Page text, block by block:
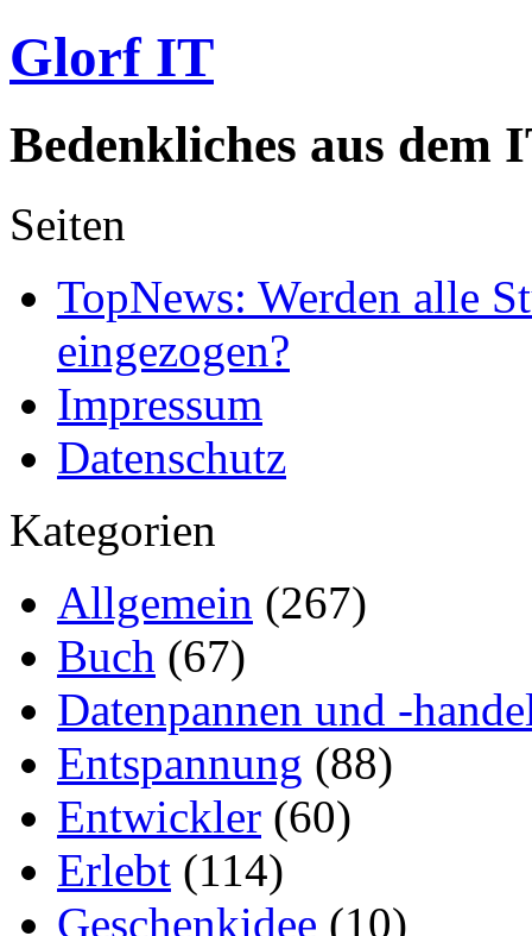
Glorf IT
Bedenkliches aus dem
Seiten
TopNews: Werden alle
eingezogen?
Impressum
Datenschutz
Kategorien
Allgemein (267)
Buch (67)
Datenpannen und -
Entspannung (88)
Entwickler (60)
Erlebt (114)
Geschenkidee (10)